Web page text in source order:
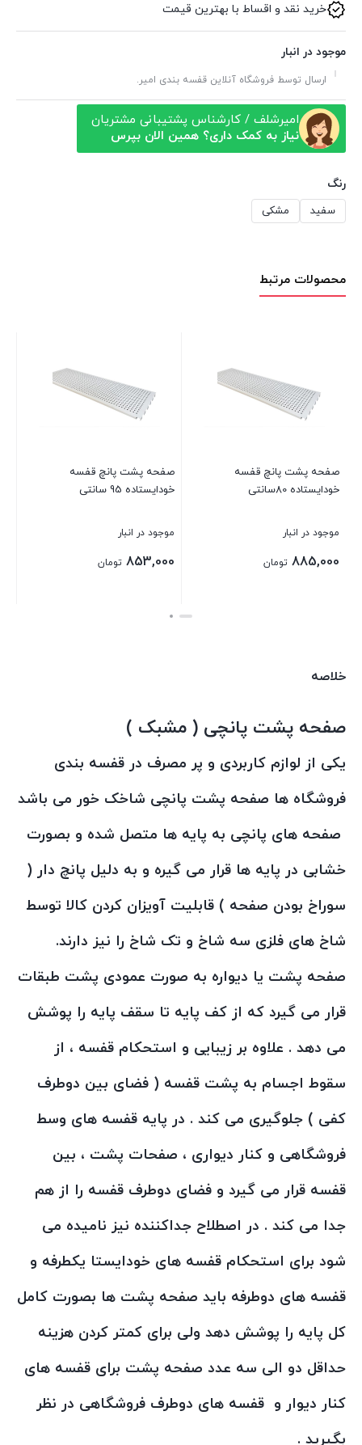
خرید نقد و اقساط با بهترین قیمت
موجود در انبار
ارسال توسط فروشگاه آنلاین قفسه بندی امیر.
امیرشلف / کارشناس پشتیبانی مشتریان
نیاز به کمک داری؟ همین الان بپرس
رنگ
سفید مشکی
محصولات مرتبط
صفحه پشت پانچ قفسه
خودایستاده 95 سانتی
موجود در انبار
853,000 تومان
صفحه پشت قفسه فروشگاهی
موجود در انبار
445,000 تومان
بستن
خلاصه
صفحه پشت پانچی ( مشبک )
یکی از لوازم کاربردی و پر مصرف در قفسه بندی
فروشگاه ها صفحه پشت پانچی شاخک خور می باشد
صفحه های پانچی به پایه ها متصل شده و بصورت
خشابی در پایه ها قرار می گیره و به دلیل پانچ دار (
سوراخ بودن صفحه ) قابلیت آویزان کردن کالا توسط
شاخ های فلزی سه شاخ و تک شاخ را نیز دارند.
صفحه پشت یا دیواره به صورت عمودی پشت طبقات
قرار می گیرد که از کف پایه تا سقف پایه را پوشش
می دهد . علاوه بر زیبایی و استحکام قفسه ، از
سقوط اجسام به پشت قفسه ( فضای بین دوطرف
کفی ) جلوگیری می کند . در پایه قفسه های وسط
فروشگاهی و کنار دیواری ، صفحات پشت ، بین
قفسه قرار می گیرد و فضای دوطرف قفسه را از هم
جدا می کند . در اصطلاح جداکننده نیز نامیده می
شود برای استحکام قفسه های خودایستا یکطرفه و
قفسه های دوطرفه باید صفحه پشت ها بصورت کامل
کل پایه را پوشش دهد ولی برای کمتر کردن هزینه
حداقل دو الی سه عدد صفحه پشت برای قفسه های
کنار دیوار و قفسه های دوطرف فروشگاهی در نظر
بگیرید .